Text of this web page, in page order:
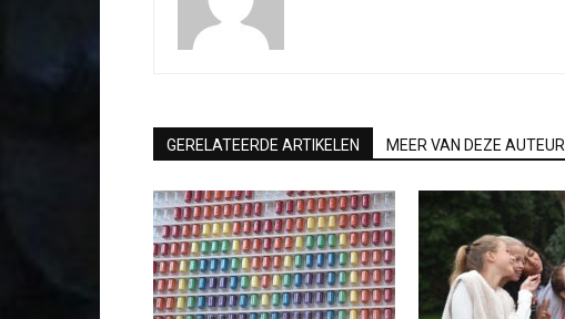
GERELATEERDE ARTIKELEN MEER VAN DEZE AUTEUR